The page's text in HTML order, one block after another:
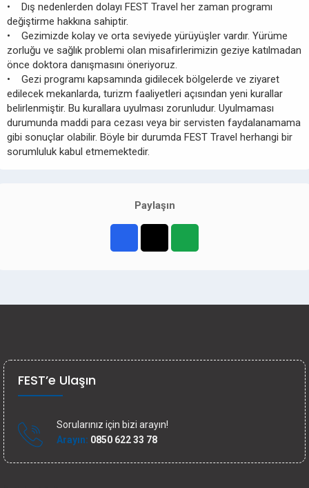
• Dış nedenlerden dolayı FEST Travel her zaman programı
değiştirme hakkına sahiptir.
• Gezimizde kolay ve orta seviyede yürüyüşler vardır. Yürüme
zorluğu ve sağlık problemi olan misafirlerimizin geziye katılmadan
önce doktora danışmasını öneriyoruz.
• Gezi programı kapsamında gidilecek bölgelerde ve ziyaret
edilecek mekanlarda, turizm faaliyetleri açısından yeni kurallar
belirlenmiştir. Bu kurallara uyulması zorunludur. Uyulmaması
durumunda maddi para cezası veya bir servisten faydalanamama
gibi sonuçlar olabilir. Böyle bir durumda FEST Travel herhangi bir
sorumluluk kabul etmemektedir.
Paylaşın
FEST’e Ulaşın
Sorularınız için bizi arayın!
Arayın: 0850 622 33 78